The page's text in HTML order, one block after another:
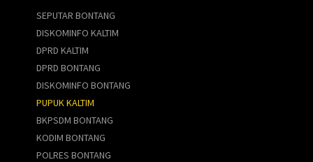
SEPUTAR BONTANG
DISKOMINFO KALTIM
DPRD KALTIM
DPRD BONTANG
DISKOMINFO BONTANG
PUPUK KALTIM
BKPSDM BONTANG
KODIM BONTANG
POLRES BONTANG